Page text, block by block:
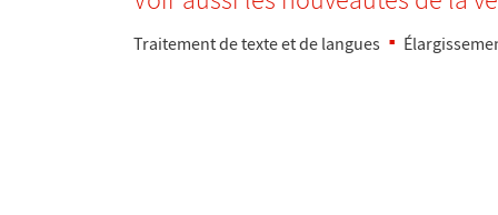
Traitement de texte et de langues